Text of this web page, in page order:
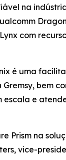
na
com
é uma
bem
e
Prism na
vice-